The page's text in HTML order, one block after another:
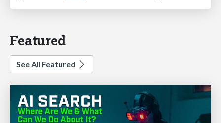
Featured
See All Featured